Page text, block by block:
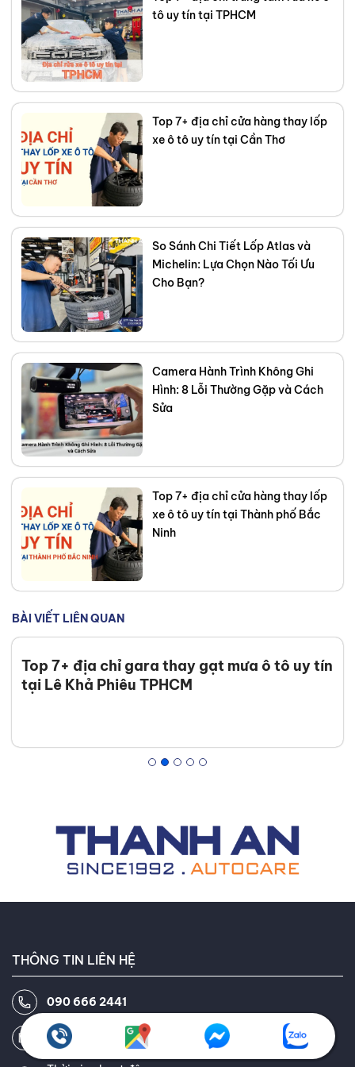
tô uy tín tại TPHCM
Top 7+ địa chỉ cửa hàng thay lốp
xe ô tô uy tín tại Cần Thơ
So Sánh Chi Tiết Lốp Atlas và
Michelin: Lựa Chọn Nào Tối Ưu
Cho Bạn?
Camera Hành Trình Không Ghi
Hình: 8 Lỗi Thường Gặp và Cách
Sửa
Top 7+ địa chỉ cửa hàng thay lốp
xe ô tô uy tín tại Thành phố Bắc
Ninh
BÀI VIẾT LIÊN QUAN
Top 7+ địa chỉ gara thay gạt mưa ô tô uy tín
tại Lê Khả Phiêu TPHCM
THÔNG TIN LIÊN HỆ
090 666 2441
thanhanautocare@gmail.com